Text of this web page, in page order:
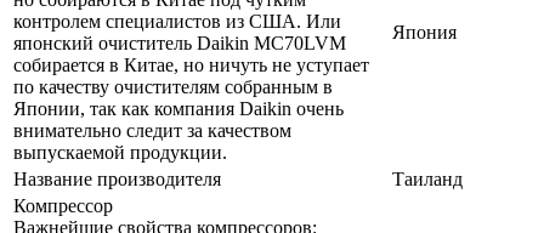
контролем специалистов из США. Или
японский очиститель Daikin MC70LVM
собирается в Китае, но ничуть не уступает
по качеству очистителям собранным в
Японии, так как компания Daikin очень
внимательно следит за качеством
выпускаемой продукции.
Япония
Название производителя
Таиланд
Компрессор
Важнейшие свойства компрессоров: